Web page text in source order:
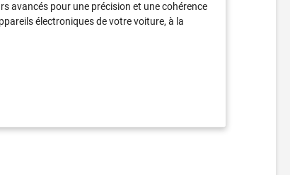
avancés pour une précision et une cohérence
électroniques de votre voiture, à la
d'autres fonctions 【BT Stéréo et
de la navigation, des appels, de la
et Android Auto, se synchronisant avec
sur un écran plus grand et d'améliorer la
boucle DVR】 L'écran tactile HD IPS de
une efficacité accrues. Le mode
radio FM, entrée AUX, Airplay, Android Cast